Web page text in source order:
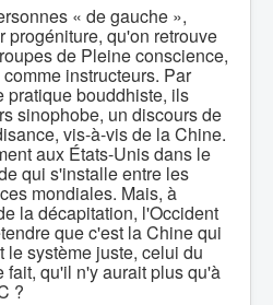
« de gauche »,
progéniture, qu'on retrouve
de Pleine conscience,
instructeurs. Par
pratique bouddhiste, ils
sinophobe, un discours de
vis-à-vis de la Chine.
aux États-Unis dans le
qui s'installe entre les
mondiales. Mais, à
la décapitation, l'Occident
que c'est la Chine qui
le système juste, celui du
fait, qu'il n'y aurait plus qu'à
?